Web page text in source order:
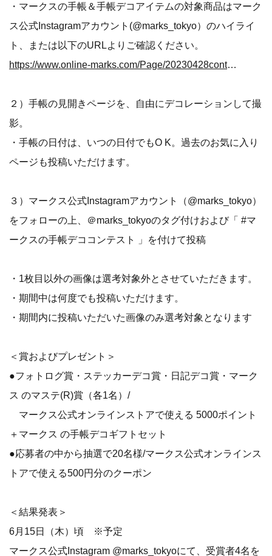
・マークスの手帳＆手帳デコアイテムの対象商品はマーク
ス公式Instagramアカウント(@marks_tokyo）のハイライ
ト、または以下のURLよりご確認ください。
https://www.online-marks.com/Page/20230428content.aspx
２）手帳の見開きページを、自由にデコレーションして撮
影。
・手帳の日付は、いつの日付でもO K。過去のお気に入り
ページも投稿いただけます。
３）マークス公式Instagramアカウント（@marks_tokyo）
をフォローの上、＠marks_tokyoのタグ付けおよび「 #マ
ークスの手帳デココンテスト 」を付けて投稿
・1枚目以外の画像は選考対象外とさせていただきます。
・期間中は何度でも投稿いただけます。
・期間内に投稿いただいた画像のみ選考対象となります
＜賞およびプレゼント＞
●フォトログ賞・ステッカーデコ賞・日記デコ賞・マーク
ス のマステ(R)賞（各1名）/
マークス公式オンラインストアで使える 5000ポイント
＋マークス の手帳デコギフトセット
●応募者の中から抽選で20名様/マークス公式オンラインス
トアで使える500円分のクーポン
＜結果発表＞
6月15日（木）頃 ※予定
マークス公式Instagram @marks_tokyoにて、受賞者4名を